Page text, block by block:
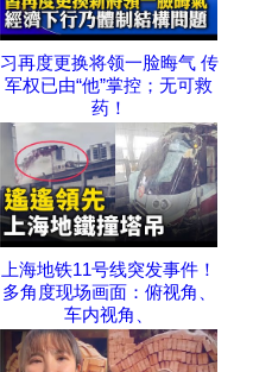
习再度更换将领一脸晦气 传
军权已由“他”掌控；无可救
药！
上海地铁11号线突发事件！
多角度现场画面：俯视角、
车内视角、